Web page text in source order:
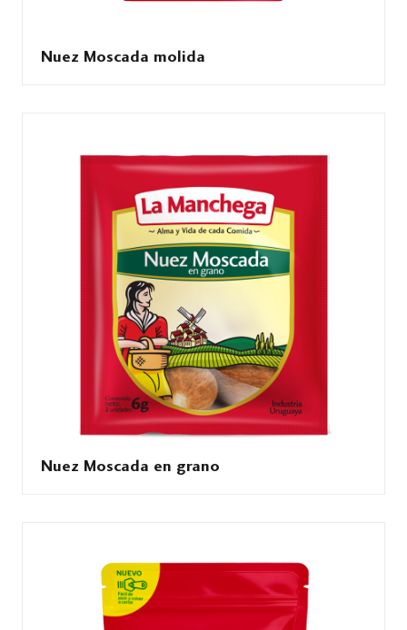
Nuez Moscada molida
Nuez Moscada en grano